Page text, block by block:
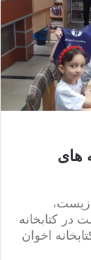
های
زیست،
کتابخانه
اخوان